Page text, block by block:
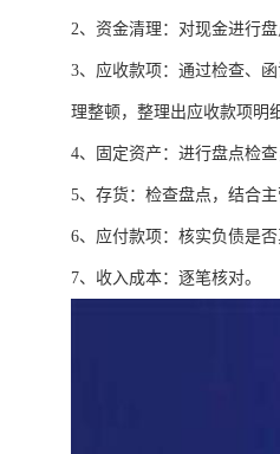
2、资金清理：对现金进行
3、应收款项：通过检查、
理整顿，整理出应收款项明
4、固定资产：进行盘点检
5、存货：检查盘点，结合
6、应付款项：核实负债是
7、收入成本：逐笔核对。